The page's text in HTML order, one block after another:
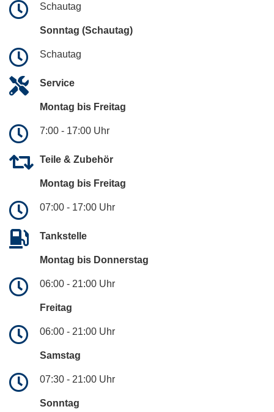
Schautag
Sonntag (Schautag)
Schautag
Service
Montag bis Freitag
7:00 - 17:00 Uhr
Teile & Zubehör
Montag bis Freitag
07:00 - 17:00 Uhr
Tankstelle
Montag bis Donnerstag
06:00 - 21:00 Uhr
Freitag
06:00 - 21:00 Uhr
Samstag
07:30 - 21:00 Uhr
Sonntag